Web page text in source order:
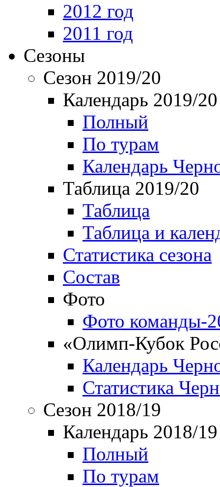
2012 год
2011 год
Сезоны
Сезон 2019/20
Календарь 2019/20
Полный
По турам
Календарь
Таблица 2019/20
Таблица
Таблица и
Статистика сезона
Состав
Фото
Фото команды-
«Олимп-Кубок
Календарь
Статистика
Сезон 2018/19
Календарь 2018/19
Полный
По турам